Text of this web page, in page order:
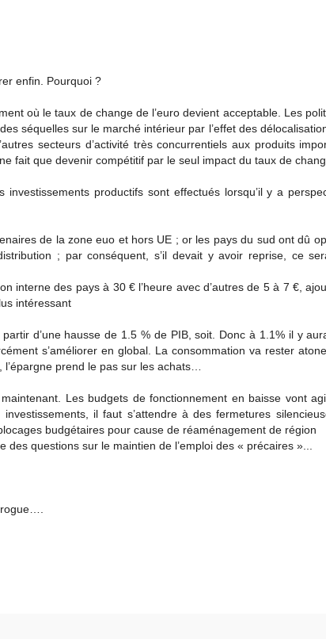
enfin. Pourquoi ?
où le taux de change de l’euro devient acceptable. Les
séquelles sur le marché intérieur par l’effet des
secteurs d’activité très concurrentiels aux produits
fait que devenir compétitif par le seul impact du taux de
productifs sont effectués lorsqu’il y a
de la zone euo et hors UE ; or les pays du sud ont dû
; par conséquent, s’il devait y avoir reprise, ce
interne des pays à 30 € l’heure avec d’autres de 5 à 7 €,
intéressant
d’une hausse de 1.5 % de PIB, soit. Donc à 1.1% il y
s’améliorer en global. La consommation va rester
prend le pas sur les achats…
Les budgets de fonctionnement en baisse vont
il faut s’attendre à des fermetures
budgétaires pour cause de réaménagement de région
questions sur le maintien de l’emploi des « précaires »...